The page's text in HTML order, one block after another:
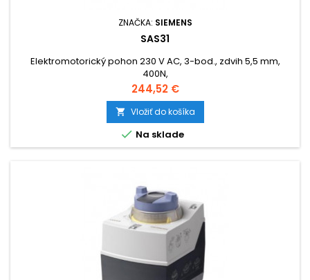
ZNAČKA: SIEMENS
SAS31
Elektromotorický pohon 230 V AC, 3-bod., zdvih 5,5 mm,
400N,
Cena
244,52 €
 Vložiť do košíka
 Na sklade